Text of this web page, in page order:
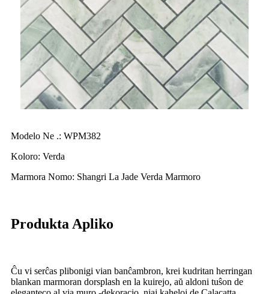
Modelo Ne .: WPM382
Koloro: Verda
Marmora Nomo: Shangri La Jade Verda Marmoro
Produkta Apliko
Ĉu vi serĉas plibonigi vian banĉambron, krei kudritan herringan
blankan marmoran dorsplash en la kuirejo, aŭ aldoni tuŝon de